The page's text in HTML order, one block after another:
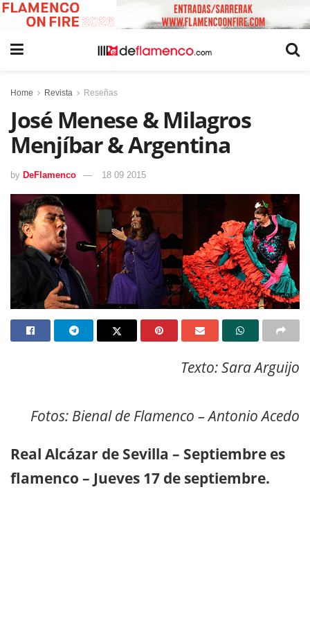
Home Revista Reseñas
José Menese & Milagros
Menjíbar & Argentina
by DeFlamenco 18 09 2015
Texto: Sara Arguijo
Fotos: Bienal de Flamenco – Antonio Acedo
Real Alcázar de Sevilla – Septiembre es
flamenco – Jueves 17 de septiembre.